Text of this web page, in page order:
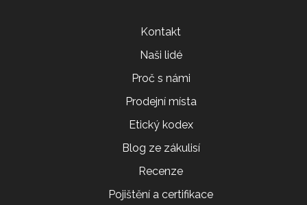
Kontakt
Naši lidé
Proč s námi
Prodejní místa
Etický kodex
Blog ze zákulisí
Recenze
Pojištění a certifikace